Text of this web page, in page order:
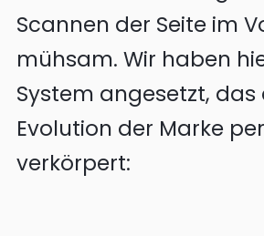
Scannen der Seite im
mühsam. Wir haben
System angesetzt, das
Evolution der Marke
verkörpert: